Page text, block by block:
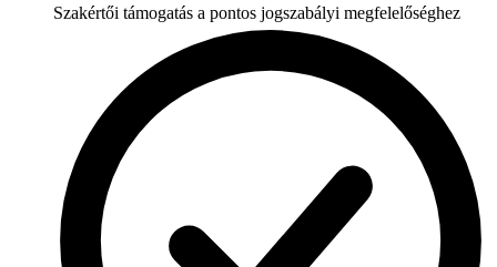
Szakértői támogatás a pontos jogszabályi megfelelőséghez